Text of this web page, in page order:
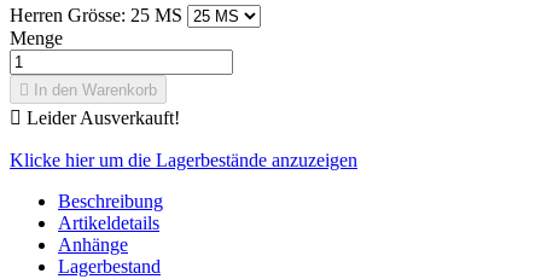
Herren Grösse: 25 MS
Menge
 In den Warenkorb
 Leider Ausverkauft!
Klicke hier um die Lagerbestände anzuzeigen
Beschreibung
Artikeldetails
Anhänge
Lagerbestand